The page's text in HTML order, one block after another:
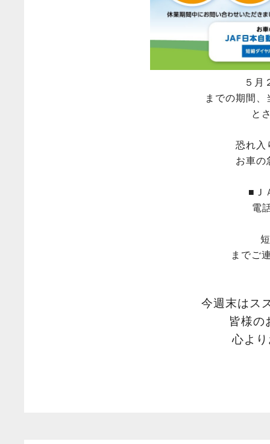
５月
までの期間
と
恐れ入
お車の
■Ｊ
電
までご
今週末はス
皆様の
心よ